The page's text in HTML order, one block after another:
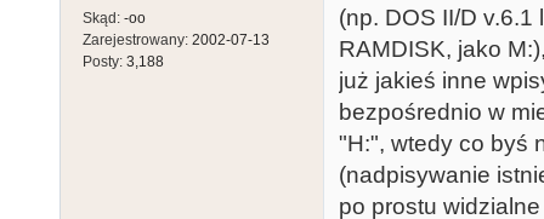
Skąd: -oo
Zarejestrowany: 2002-07-13
Posty: 3,188
(np. DOS II/D
RAMDISK, jako
już jakieś inne
bezpośrednio w
"H:", wtedy co byś
(nadpisywanie
po prostu